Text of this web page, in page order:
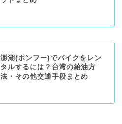
澎湖(ポンフー)でバイクをレン
タルするには？台湾の給油方
法・その他交通手段まとめ